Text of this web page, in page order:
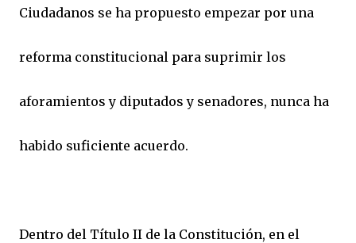
Ciudadanos se ha propuesto empezar por una
reforma constitucional para suprimir los
aforamientos y diputados y senadores, nunca ha
habido suficiente acuerdo.
Dentro del Título II de la Constitución, en el